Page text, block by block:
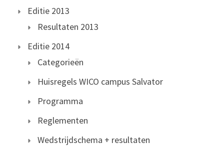
Editie 2013
Resultaten 2013
Editie 2014
Categorieën
Huisregels WICO campus Salvator
Programma
Reglementen
Wedstrijdschema + resultaten